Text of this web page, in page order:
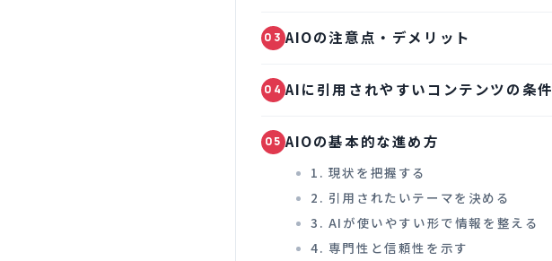
03 AIOの注意点・デメリット
04 AIに引用されやすいコンテンツの条件
05 AIOの基本的な進め方
1. 現状を把握する
2. 引用されたいテーマを決める
3. AIが使いやすい形で情報を整える
4. 専門性と信頼性を示す